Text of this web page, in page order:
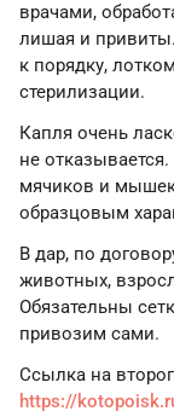
врачами,
лишая и
к порядку,
стерилизации.
Капля очень
не
мячиков и
образцовым
В дар, по
животных,
Обязательны
привозим сами.
Ссылка на
https://